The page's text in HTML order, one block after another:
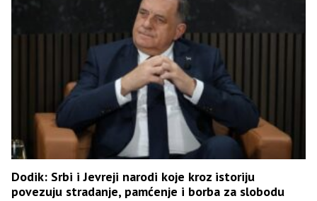
Dodik: Srbi i Јevreji narodi koje kroz istoriju
povezuju stradanje, pamćenje i borba za slobodu